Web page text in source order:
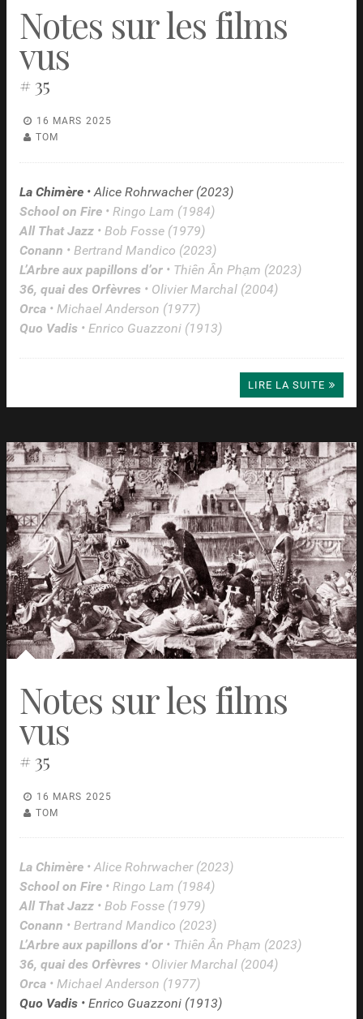
Notes sur les films
vus
# 35
16 MARS 2025
TOM
La Chimère • Alice Rohrwacher (2023)
School on Fire • Ringo Lam (1984)
All That Jazz • Bob Fosse (1979)
Conann • Bertrand Mandico (2023)
L’Arbre aux papillons d’or • Thiên Ân Phạm (2023)
36, quai des Orfèvres • Olivier Marchal (2004)
Orca • Michael Anderson (1977)
Quo Vadis • Enrico Guazzoni (1913)
LIRE LA SUITE
Notes sur les films
vus
# 35
16 MARS 2025
TOM
La Chimère • Alice Rohrwacher (2023)
School on Fire • Ringo Lam (1984)
All That Jazz • Bob Fosse (1979)
Conann • Bertrand Mandico (2023)
L’Arbre aux papillons d’or • Thiên Ân Phạm (2023)
36, quai des Orfèvres • Olivier Marchal (2004)
Orca • Michael Anderson (1977)
Quo Vadis • Enrico Guazzoni (1913)